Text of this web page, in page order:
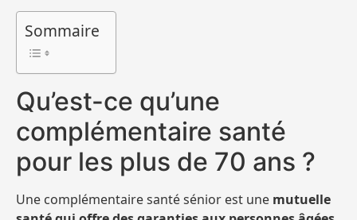
Sommaire
Qu’est-ce qu’une
complémentaire santé
pour les plus de 70 ans ?
Une complémentaire santé sénior est une mutuelle